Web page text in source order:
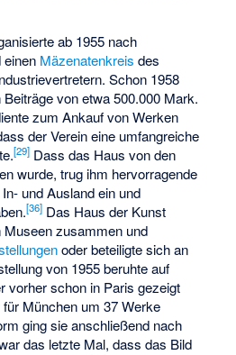
ab 1955 nach
einen Mäzenatenkreis des
Schon 1958
von etwa 500.000 Mark.
zum Ankauf von Werken
der Verein eine umfangreiche
[29] Dass das Haus von den
wurde, trug ihm hervorragende
und Ausland ein und
[36] Das Haus der Kunst
Museen zusammen und
oder beteiligte sich an
von 1955 beruhte auf
vorher schon in Paris gezeigt
München um 37 Werke
ging sie anschließend nach
das letzte Mal, dass das Bild